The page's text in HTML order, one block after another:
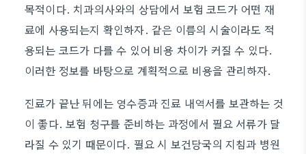
목적이다. 치과의사와의 상담에서 보험 코드가 어떤 재
료에 사용되는지 확인하자. 같은 이름의 시술이라도 적
용되는 코드가 다를 수 있어 비용 차이가 커질 수 있다.
이러한 정보를 바탕으로 계획적으로 비용을 관리하자.
진료가 끝난 뒤에는 영수증과 진료 내역서를 보관하는 것
이 좋다. 보험 청구를 준비하는 과정에서 필요 서류가 달
라질 수 있기 때문이다. 필요 시 보건당국의 지침과 병원